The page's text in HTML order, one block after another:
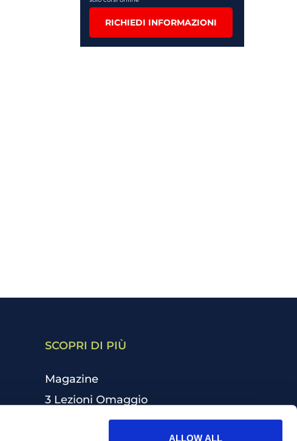
ALLOW ALL
RICHIEDI INFORMAZIONI
SCOPRI DI PIÙ
Magazine
3 Lezioni Omaggio